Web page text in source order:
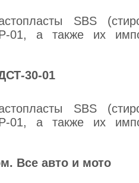
SBS
01, а также их
30-01
SBS
01, а также их
Все авто и мото